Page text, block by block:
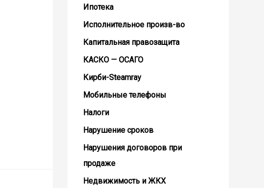
Ипотека
Исполнительное произв-во
Капитальная правозащита
КАСКО — ОСАГО
Кирби-Steamray
Мобильные телефоны
Налоги
Нарушение сроков
Нарушения договоров при
продаже
Недвижимость и ЖКХ